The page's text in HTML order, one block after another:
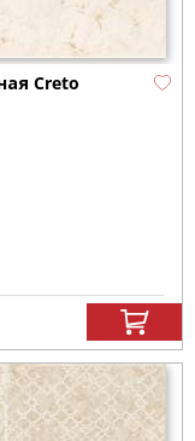
Creto